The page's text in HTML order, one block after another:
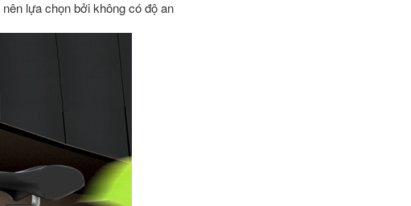
lựa chọn bởi không có độ an